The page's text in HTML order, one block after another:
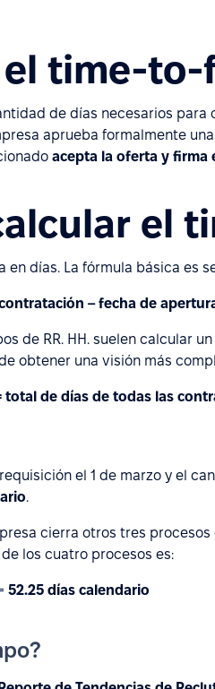
el time-
de días necesarios para
aprueba formalmente
acepta la oferta y firma
el
en días. La fórmula básica es
– fecha de
de RR. HH. suelen calcular un
obtener una visión más
de días de todas las
el 1 de marzo y el
.
cierra otros tres procesos
los cuatro procesos es:
52.25 días calendario